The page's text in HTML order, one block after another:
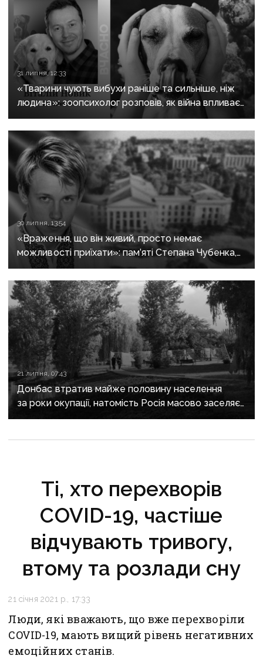
31 липня, 12:33
«Тварини чують вибухи раніше та сильніше, ніж
людина»: зоопсихолог розповів, як війна впливає
на домашніх улюбленців
30 липня, 13:54
«Враження, що він живий, просто немає
можливості приїхати»: пам’яті Степана Чубенка,
якого закатували бойовики за любов до України
21 липня, 07:43
Донбас втратив майже половину населення
за роки окупації, натомість Росія масово заселяє
регіон своїми громадянами — ГУР
Ті, хто перехворів
COVID-19, частіше
відчувають тривогу,
втому та розлади сну
21 січня 2021 р., 17:33
Люди, які вважають, що вже перехворіли
COVID-19, мають вищий рівень негативних
емоційних станів.